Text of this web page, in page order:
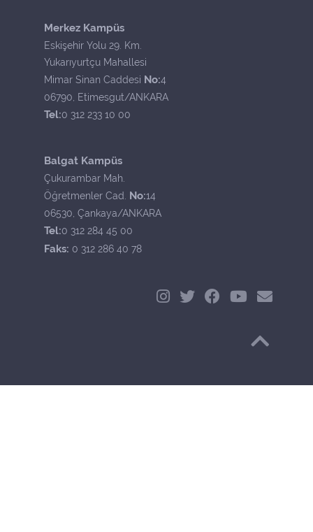
Merkez Kampüs
Eskişehir Yolu 29. Km.
Yukarıyurtçu Mahallesi
Mimar Sinan Caddesi No:4
06790, Etimesgut/ANKARA
Tel:0 312 233 10 00
Balgat Kampüs
Çukurambar Mah.
Öğretmenler Cad. No:14
06530, Çankaya/ANKARA
Tel:0 312 284 45 00
Faks: 0 312 286 40 78